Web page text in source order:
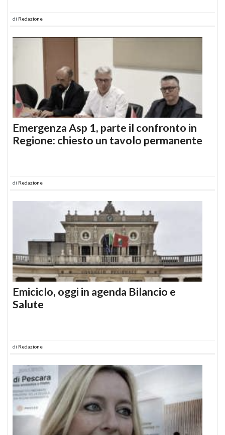
di Redazione
Emergenza Asp 1, parte il confronto in
Regione: chiesto un tavolo permanente
di Redazione
Emiciclo, oggi in agenda Bilancio e
Salute
di Redazione